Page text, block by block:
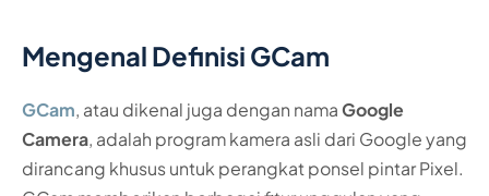
Mengenal Definisi GCam
GCam, atau dikenal juga dengan namaGoogle
Camera, adalah program kamera asli dari Google yang
dirancang khusus untuk perangkat ponsel pintar Pixel.